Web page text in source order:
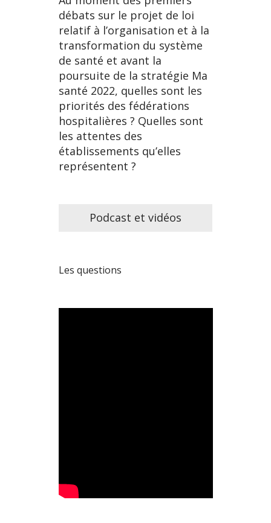
débats sur le projet de loi
relatif à l’organisation et à la
transformation du système
de santé et avant la
poursuite de la stratégie Ma
santé 2022, quelles sont les
priorités des fédérations
hospitalières ? Quelles sont
les attentes des
établissements qu’elles
représentent ?
Podcast et vidéos
Les questions